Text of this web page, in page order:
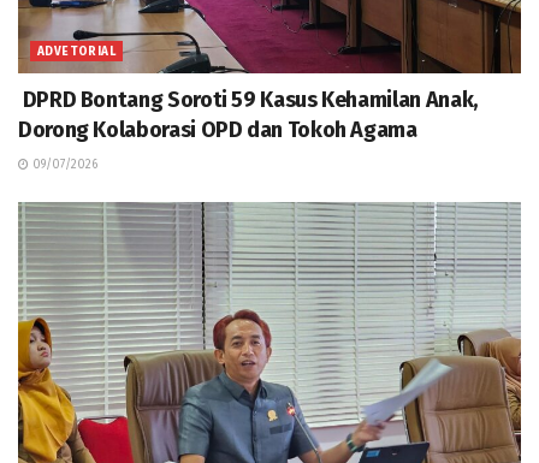
ADVETORIAL
DPRD Bontang Soroti 59 Kasus Kehamilan Anak,
Dorong Kolaborasi OPD dan Tokoh Agama
09/07/2026